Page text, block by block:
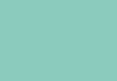
die Impfung rettet
hätten fast mehr